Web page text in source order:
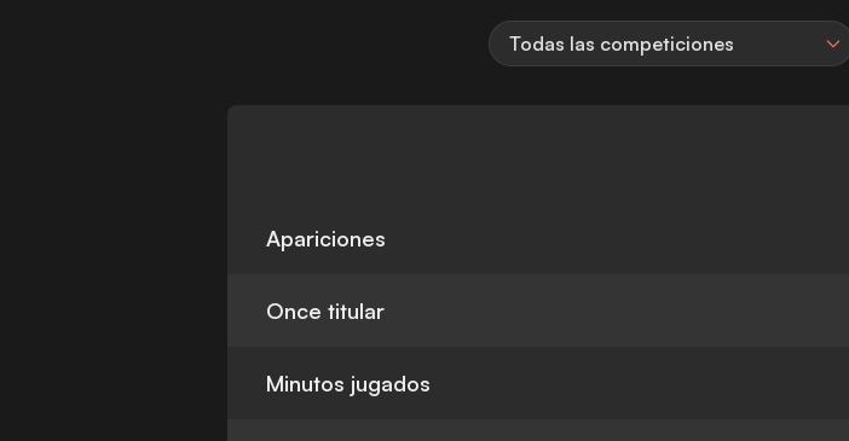
Todas las competiciones
Apariciones
Once titular
Minutos jugados